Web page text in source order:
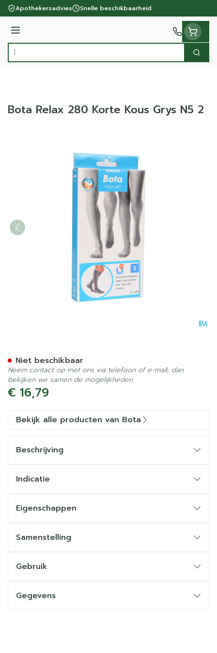
Ga naar de inhoud
Apothekersadvies Snelle beschikbaarheid
Menu
Product, merk, categorie...
Zoek
Bota Relax 280 Korte Kous Grys N5 2
€ 16,79
Niet beschikbaar
Neem contact op met ons via telefoon of e-mail, dan
bekijken we samen de mogelijkheden.
Bekijk alle producten van Bota
Beschrijving
Indicatie
Eigenschappen
Samenstelling
Gebruik
Gegevens